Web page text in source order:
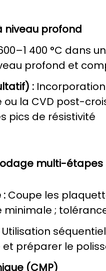
niveau profond
400 °C dans
profond et
:
la CVD post-
pics de résistivité
multi-étapes
Coupe les
;
Utilisation
préparer le
(CMP)